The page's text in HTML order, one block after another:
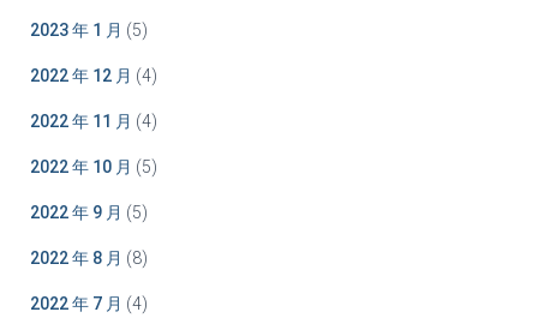
2023 年 1 月 (5)
2022 年 12 月 (4)
2022 年 11 月 (4)
2022 年 10 月 (5)
2022 年 9 月 (5)
2022 年 8 月 (8)
2022 年 7 月 (4)